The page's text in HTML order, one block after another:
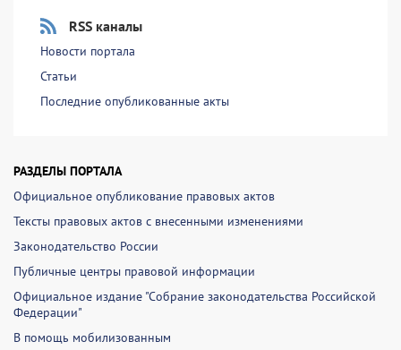
RSS каналы
Новости портала
Статьи
Последние опубликованные акты
РАЗДЕЛЫ ПОРТАЛА
Официальное опубликование правовых актов
Тексты правовых актов с внесенными изменениями
Законодательство России
Публичные центры правовой информации
Официальное издание "Собрание законодательства Российской
Федерации"
В помощь мобилизованным